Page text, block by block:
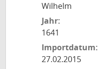
Wilhelm
Jahr:
1641
Importdatum:
27.02.2015